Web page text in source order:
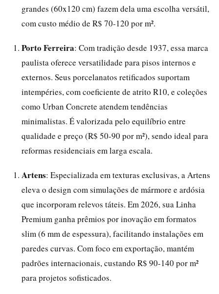
grandes (60x120 cm) fazem dela uma escolha versátil,
com custo médio de R$ 70-120 por m².
Porto Ferreira: Com tradição desde 1937, essa marca
paulista oferece versatilidade para pisos internos e
externos. Seus porcelanatos retificados suportam
intempéries, com coeficiente de atrito R10, e coleções
como Urban Concrete atendem tendências
minimalistas. É valorizada pelo equilíbrio entre
qualidade e preço (R$ 50-90 por m²), sendo ideal para
reformas residenciais em larga escala.
Artens: Especializada em texturas exclusivas, a Artens
eleva o design com simulações de mármore e ardósia
que incorporam relevos táteis. Em 2026, sua Linha
Premium ganha prêmios por inovação em formatos
slim (6 mm de espessura), facilitando instalações em
paredes curvas. Com foco em exportação, mantém
padrões internacionais, custando R$ 90-140 por m²
para projetos sofisticados.